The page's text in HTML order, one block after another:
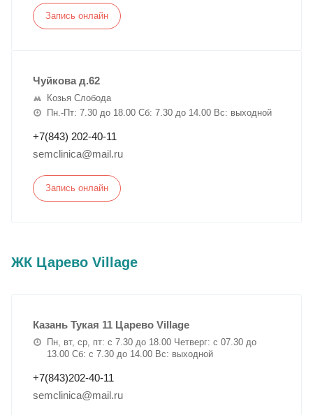
Запись онлайн
Чуйкова д.62
Козья Слобода
Пн.-Пт: 7.30 до 18.00 Сб: 7.30 до 14.00 Вс: выходной
+7(843) 202-40-11
semclinica@mail.ru
Запись онлайн
ЖК Царево Village
Казань Тукая 11 Царево Village
Пн, вт, ср, пт: с 7.30 до 18.00 Четверг: с 07.30 до
13.00 Сб: с 7.30 до 14.00 Вс: выходной
+7(843)202-40-11
semclinica@mail.ru